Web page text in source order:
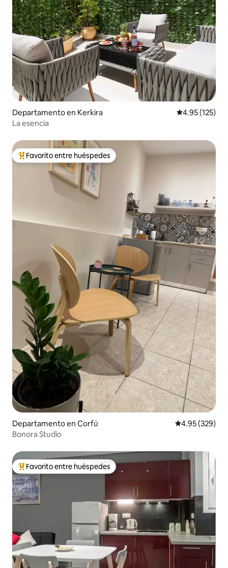
Departamento en Kerkira Calificación
4.95 (125)
La esencia
De los mejores en Favorito entre huéspedes
Favorito entre huéspedes
Departamento en Corfú Calificación
4.95 (329)
Bonora Studio
De los mejores en Favorito entre huéspedes
Favorito entre huéspedes